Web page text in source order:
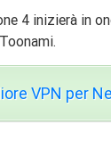
4 inizierà in
VPN per